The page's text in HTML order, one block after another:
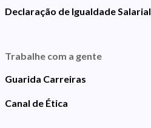
Declaração de Igualdade Salarial
Trabalhe com a gente
Guarida Carreiras
Canal de Ética